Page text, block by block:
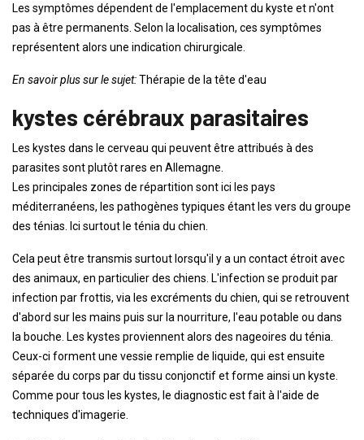
Les symptômes dépendent de l'emplacement du kyste et n'ont
pas à être permanents. Selon la localisation, ces symptômes
représentent alors une indication chirurgicale.
En savoir plus sur le sujet:Thérapie de la tête d'eau
kystes cérébraux parasitaires
Les kystes dans le cerveau qui peuvent être attribués à des
parasites sont plutôt rares en Allemagne.
Les principales zones de répartition sont ici les pays
méditerranéens, les pathogènes typiques étant les vers du groupe
des ténias. Ici surtout le ténia du chien.
Cela peut être transmis surtout lorsqu'il y a un contact étroit avec
des animaux, en particulier des chiens. L'infection se produit par
infection par frottis, via les excréments du chien, qui se retrouvent
d'abord sur les mains puis sur la nourriture, l'eau potable ou dans
la bouche. Les kystes proviennent alors des nageoires du ténia.
Ceux-ci forment une vessie remplie de liquide, qui est ensuite
séparée du corps par du tissu conjonctif et forme ainsi un kyste.
Comme pour tous les kystes, le diagnostic est fait à l'aide de
techniques d'imagerie.